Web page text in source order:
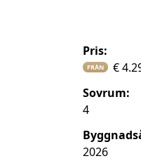
pris:
FRÅN
€
sovrum:
4
2026